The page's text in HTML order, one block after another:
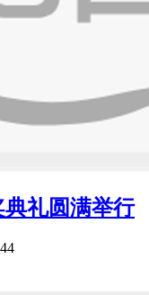
典礼圆满举行